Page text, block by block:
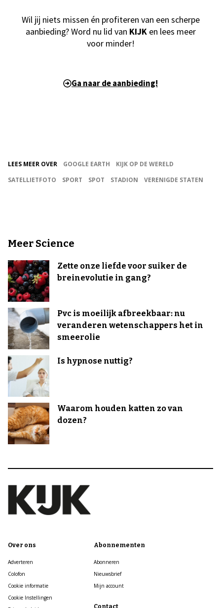
Wil jij niets missen én profiteren van een scherpe
aanbieding? Word nu lid van KIJKen lees meer
voor minder!
Ga naar de aanbieding!
LEES MEER OVER GOOGLE EARTH
KIJK OP DE WERELD
SATELLIETFOTO
SPORT SPOT STADION VERENIGDE STATEN
Meer Science
Zette onze liefde voor suiker de
breinevolutie in gang?
Pvc is moeilijk afbreekbaar: nu
veranderen wetenschappers het in
smeerolie
Is hypnose nuttig?
Waarom houden katten zo van
dozen?
Over ons
Adverteren
Colofon
Cookie informatie
Cookie Instellingen
Abonnementen
Abonneren
Nieuwsbrief
Mijn account
Contact